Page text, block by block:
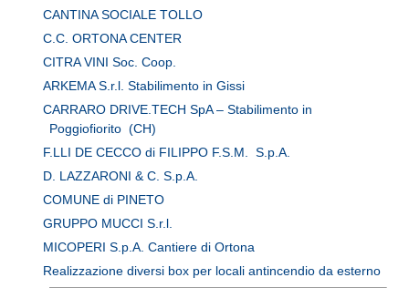
CANTINA SOCIALE TOLLO
C.C. ORTONA CENTER
CITRA VINI Soc. Coop.
ARKEMA S.r.l. Stabilimento in Gissi
CARRARO DRIVE.TECH SpA – Stabilimento in
Poggiofiorito (CH)
F.LLI DE CECCO di FILIPPO F.S.M. S.p.A.
D. LAZZARONI & C. S.p.A.
COMUNE di PINETO
GRUPPO MUCCI S.r.l.
MICOPERI S.p.A. Cantiere di Ortona
Realizzazione diversi box per locali antincendio da esterno